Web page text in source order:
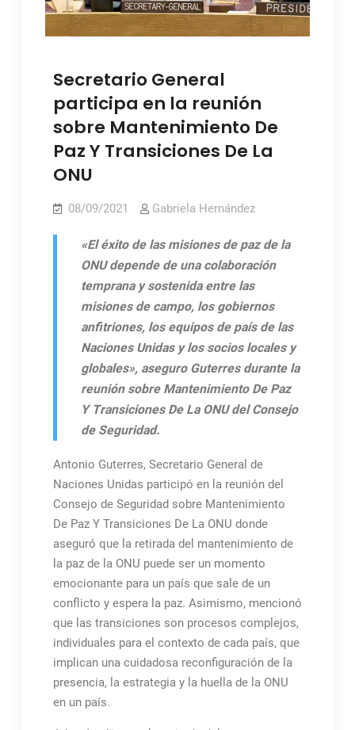
Secretario General
participa en la reunión
sobre Mantenimiento De
Paz Y Transiciones De La
ONU
08/09/2021 Gabriela Hernández
«El éxito de las misiones de paz de la
ONU depende de una colaboración
temprana y sostenida entre las
misiones de campo, los gobiernos
anfitriones, los equipos de país de las
Naciones Unidas y los socios locales y
globales», aseguro Guterres durante la
reunión sobre Mantenimiento De Paz
Y Transiciones De La ONU del Consejo
de Seguridad.
Antonio Guterres, Secretario General de
Naciones Unidas participó en la reunión del
Consejo de Seguridad sobre Mantenimiento
De Paz Y Transiciones De La ONU donde
aseguró que la retirada del mantenimiento de
la paz de la ONU puede ser un momento
emocionante para un país que sale de un
conflicto y espera la paz. Asimismo, mencionó
que las transiciones son procesos complejos,
individuales para el contexto de cada país, que
implican una cuidadosa reconfiguración de la
presencia, la estrategia y la huella de la ONU
en un país.